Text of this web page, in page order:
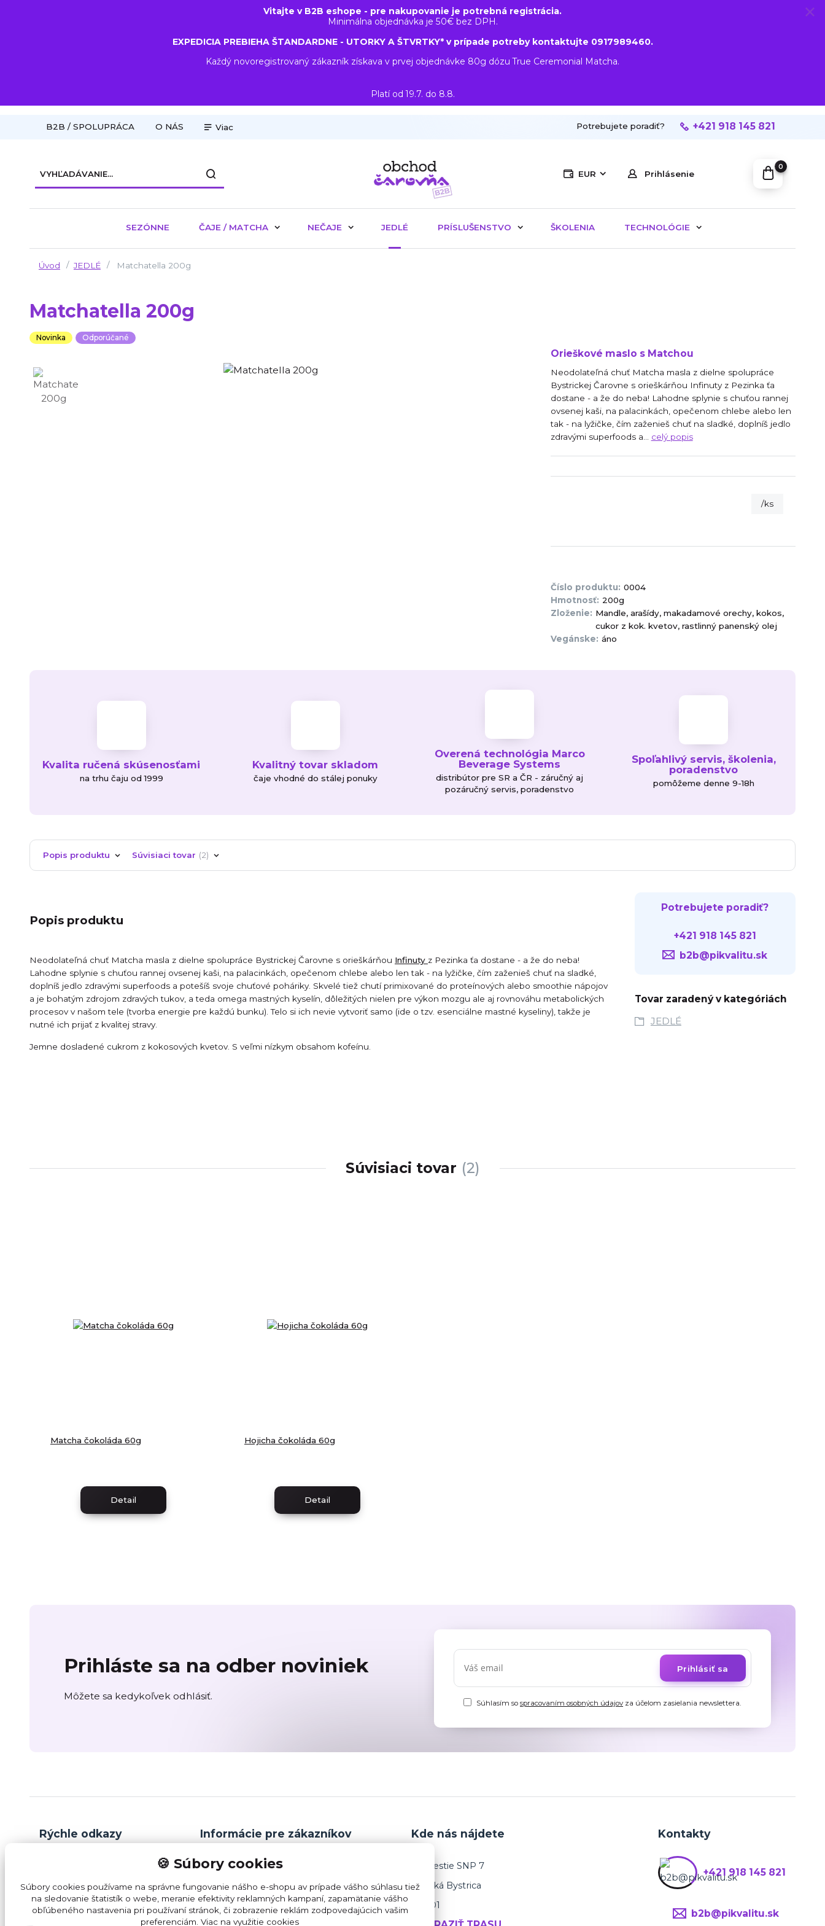
Vitajte v B2B eshope - pre nakupovanie je potrebná registrácia.
Minimálna objednávka je 50€ bez DPH.
EXPEDICIA PREBIEHA ŠTANDARDNE - UTORKY A ŠTVRTKY* v prípade potreby kontaktujte 0917989460.
Každý novoregistrovaný zákazník získava v prvej objednávke 80g dózu True Ceremonial Matcha.
Platí od 19.7. do 8.8.
B2B / SPOLUPRÁCA O NÁS Viac
EUR Prihlásenie
Potrebujete poradiť? +421 918 145 821
0
SEZÓNNE ČAJE / MATCHA NEČAJE JEDLÉ PRÍSLUŠENSTVO ŠKOLENIA TECHNOLÓGIE
Úvod JEDLÉ Matchatella 200g
Matchatella 200g
Novinka Odporúčané
Orieškové maslo s Matchou
Neodolateľná chuť Matcha masla z dielne spolupráce
Bystrickej Čarovne s orieškárňou Infinuty z Pezinka ťa
dostane - a že do neba! Lahodne splynie s chuťou rannej
ovsenej kaši, na palacinkách, opečenom chlebe alebo len
tak - na lyžičke, čím zaženieš chuť na sladké, doplníš jedlo
zdravými superfoods a... celý popis
/ks
Číslo produktu: 0004
Hmotnosť: 200g
Zloženie: Mandle, arašídy, makadamové orechy, kokos,
cukor z kok. kvetov, rastlinný panenský olej
Vegánske: áno
Kvalita ručená skúsenosťami
na trhu čaju od 1999
Kvalitný tovar skladom
čaje vhodné do stálej ponuky
Overená technológia Marco
Beverage Systems
distribútor pre SR a ČR - záručný aj
pozáručný servis, poradenstvo
Spoľahlivý servis, školenia,
poradenstvo
pomôžeme denne 9-18h
Popis produktu Súvisiaci tovar 2
Popis produktu
Neodolateľná chuť Matcha masla z dielne spolupráce Bystrickej Čarovne s orieškárňou Infinuty z Pezinka ťa dostane - a že do neba!
Lahodne splynie s chuťou rannej ovsenej kaši, na palacinkách, opečenom chlebe alebo len tak - na lyžičke, čím zaženieš chuť na sladké,
doplníš jedlo zdravými superfoods a potešíš svoje chuťové poháriky. Skvelé tiež chutí primixované do proteínových alebo smoothie nápojov
a je bohatým zdrojom zdravých tukov, a teda omega mastných kyselín, dôležitých nielen pre výkon mozgu ale aj rovnováhu metabolických
procesov v našom tele (tvorba energie pre každú bunku). Telo si ich nevie vytvoriť samo (ide o tzv. esenciálne mastné kyseliny), takže je
nutné ich prijať z kvalitej stravy.
Jemne dosladené cukrom z kokosových kvetov. S veľmi nízkym obsahom kofeínu.
Potrebujete poradiť?
+421 918 145 821
b2b@pikvalitu.sk
Tovar zaradený v kategóriách
JEDLÉ
Súvisiaci tovar 2
Matcha čokoláda 60g
Detail
Hojicha čokoláda 60g
Detail
Prihláste sa na odber noviniek
Môžete sa kedykoľvek odhlásiť.
Prihlásiť sa
Súhlasím sospracovaním osobných údajov za účelom zasielania newslettera.
Rýchle odkazy
PREVÁDZKY
Informácie pre zákazníkov
OBCHODNÉ PODMIENKY
REKLAMAČNÝ PORIADOK
OCHRANA ÚDAJOV GDPR
Kde nás nájdete
Námestie SNP 7
Banská Bystrica
974 01
Kontakty
+421 918 145 821
b2b@pikvalitu.sk
🍪 Súbory cookies
Súbory cookies používame na správne fungovanie nášho e-shopu av prípade vášho súhlasu tiež
na sledovanie štatistík o webe, meranie efektivity reklamných kampaní, zapamätanie vášho
obľúbeného nastavenia pri používaní stránok, či zobrazenie reklám zodpovedajúcich vašim
preferenciám. Viac na využitie cookies